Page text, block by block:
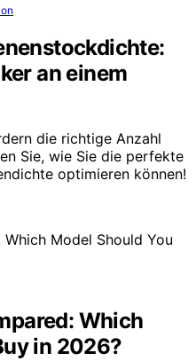
an einem
die richtige Anzahl
Sie, wie Sie die perfekte
optimieren können!
Which
in 2026?